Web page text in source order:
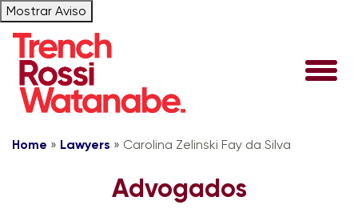
Mostrar Aviso
Home » Lawyers » Carolina Zelinski Fay da Silva
Advogados